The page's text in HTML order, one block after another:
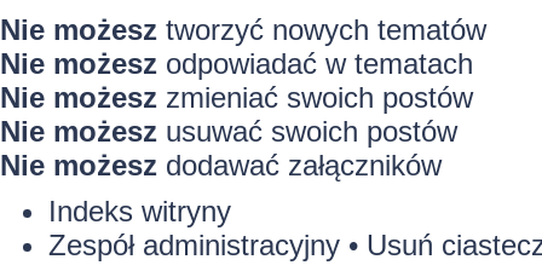
Nie możesz tworzyć nowych tematów
Nie możesz odpowiadać w tematach
Nie możesz zmieniać swoich postów
Nie możesz usuwać swoich postów
Nie możesz dodawać załączników
Indeks witryny
Zespół administracyjny • Usuń